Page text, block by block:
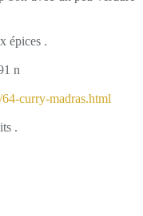
épices .
curry-madras.html
.